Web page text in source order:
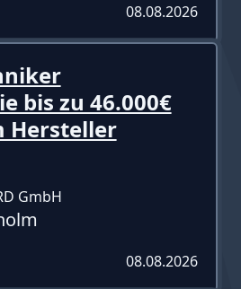
08.08.2026
bis zu 46.000€
Hersteller
GmbH
08.08.2026